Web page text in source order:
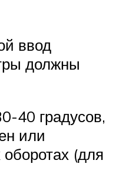
ввод
должны
40 градусов,
или
(для